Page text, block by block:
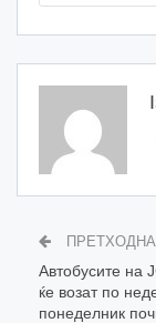
ПРЕТХОДНА
Автобусите на
ќе возат по
понеделник